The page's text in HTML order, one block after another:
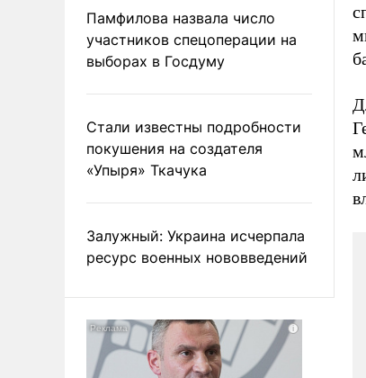
Памфилова назвала число
участников спецоперации на
выборах в Госдуму
Стали известны подробности
покушения на создателя
«Упыря» Ткачука
Залужный: Украина исчерпала
ресурс военных нововведений